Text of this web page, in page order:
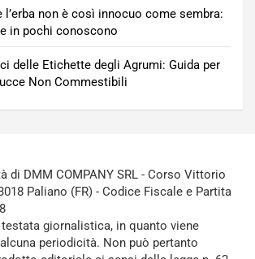
l’erba non è così innocuo come sembra:
in pochi conoscono
delle Etichette degli Agrumi: Guida per
Non Commestibili
di DMM COMPANY SRL - Corso Vittorio
Paliano (FR) - Codice Fiscale e Partita
giornalistica, in quanto viene
periodicità. Non può pertanto